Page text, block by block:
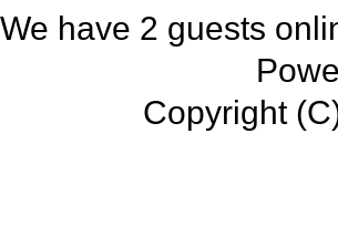
We have 2 guests
Copyright